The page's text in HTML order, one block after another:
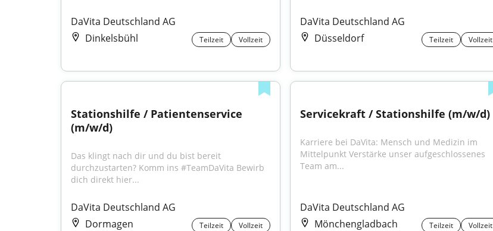
DaVita Deutschland AG
Dinkelsbühl
Teilzeit Vollzeit
DaVita Deutschland AG
Düsseldorf
Teilzeit Vollzeit
Stationshilfe / Patientenservice
(m/w/d)
Das klingt nach dir und du bist bereit
durchzustarten? Komm ins #TeamDaVita Bewirb
dich direkt hier...
DaVita Deutschland AG
Dormagen
Teilzeit Vollzeit
Servicekraft / Stationshilfe (m/w/d)
Karriere bei DaVita: Mensch und Medizin im
Mittelpunkt Verstärke unser aufgeschlossenes
Team am...
DaVita Deutschland AG
Mönchengladbach
Teilzeit Vollzeit